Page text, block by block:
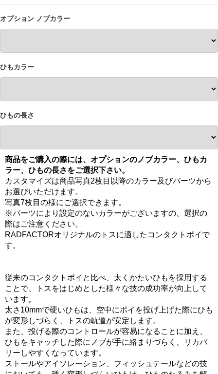
オプション ノブカラー
ひもカラー
ひもの長さ
商品をご購入の際には、オプションのノブカラー、ひもカ
ラー、ひもの長さをご選択下さい。
カスタマイズは商品写真2枚目以降のカラー及びパーツから
お選びいただけます。
写真7枚目の様にご選択できます。
※パーツにより設定のないカラーがございますの、選択の
際はご注意ください。
RADFACTORオリジナルのトスに適したコンタクトポイで
す。
従来のコンタクトポイと比べ、太くかたいひもを採用する
ことで、トスをはじめとした様々な技の成功率が向上して
います。
太さ10mmで硬いひもは、空中にポイを投げ上げた際にひも
が変形しづらく、トスの軌道が安定します。
また、投げる際のコントロールが容易になることに加え、
ひもをキャッチした際にノブが手に絡まりづらく、リカバ
リーしやすくなっています。
ストールやアイソレーション、フィッシュテールなどの技